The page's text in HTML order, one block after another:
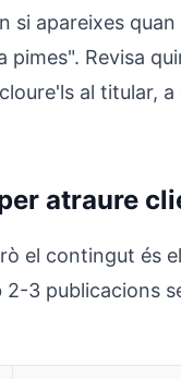
apareixes
Revisa
al titular, a
atraure
el contingut és
3 publicacions